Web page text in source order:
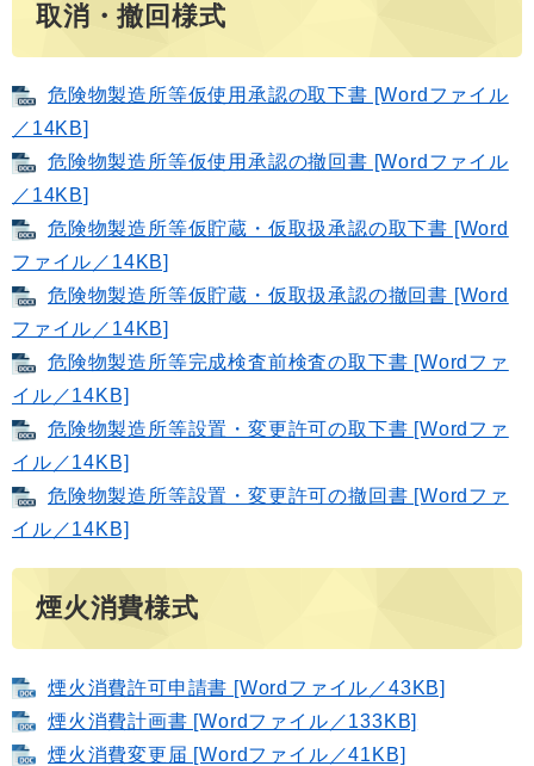
取消・撤回様式
危険物製造所等仮使用承認の取下書 [Wordファイル
／14KB]
危険物製造所等仮使用承認の撤回書 [Wordファイル
／14KB]
危険物製造所等仮貯蔵・仮取扱承認の取下書 [Word
ファイル／14KB]
危険物製造所等仮貯蔵・仮取扱承認の撤回書 [Word
ファイル／14KB]
危険物製造所等完成検査前検査の取下書 [Wordファ
イル／14KB]
危険物製造所等設置・変更許可の取下書 [Wordファ
イル／14KB]
危険物製造所等設置・変更許可の撤回書 [Wordファ
イル／14KB]
煙火消費様式
煙火消費許可申請書 [Wordファイル／43KB]
煙火消費計画書 [Wordファイル／133KB]
煙火消費変更届 [Wordファイル／41KB]